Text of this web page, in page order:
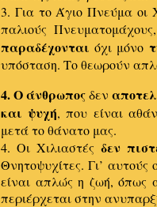
3. Για το Άγιο Πνεύμα οι
παλιούς
παραδέχονται όχι μόνο
υπόσταση. Το θεωρούν
4.Ο άνθρωποςδεν
και ψυχή, που είναι
μετά το θάνατο μας.
4. Οι Χιλιαστές δεν
Θνητοψυχίτες. Γι’
είναι απλώς η ζωή, όπως
περιέρχεται στην